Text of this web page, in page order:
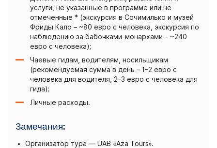
услуги, не указанные в программе или не
отмеченные * (экскурсия в Сочимилько и музей
Фриды Кало – ~80 евро с человека, экскурсия по
наблюдению за бабочками-монархами – ~240
евро с человека);
Чаевые гидам, водителям, носильщикам
(рекомендуемая сумма в день – 1–2 евро с
человека для водителя, 2–3 евро с человека для
гида);
Личные расходы.
Замечания:
Организатор тура — UAB «Aza Tours».